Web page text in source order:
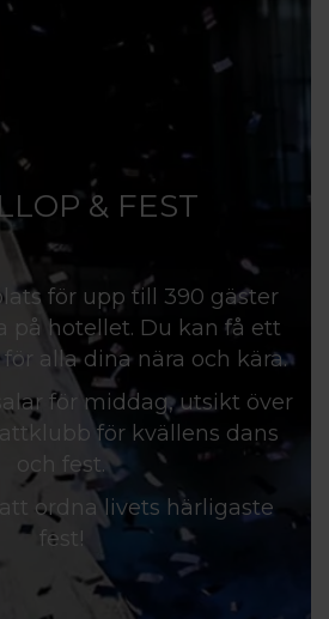
& FEST
för upp till 390 gäster
på hotellet. Du kan få ett
alla dina nära och kära.
för middag, utsikt över
för kvällens dans
och fest.
ordna livets härligaste
fest!